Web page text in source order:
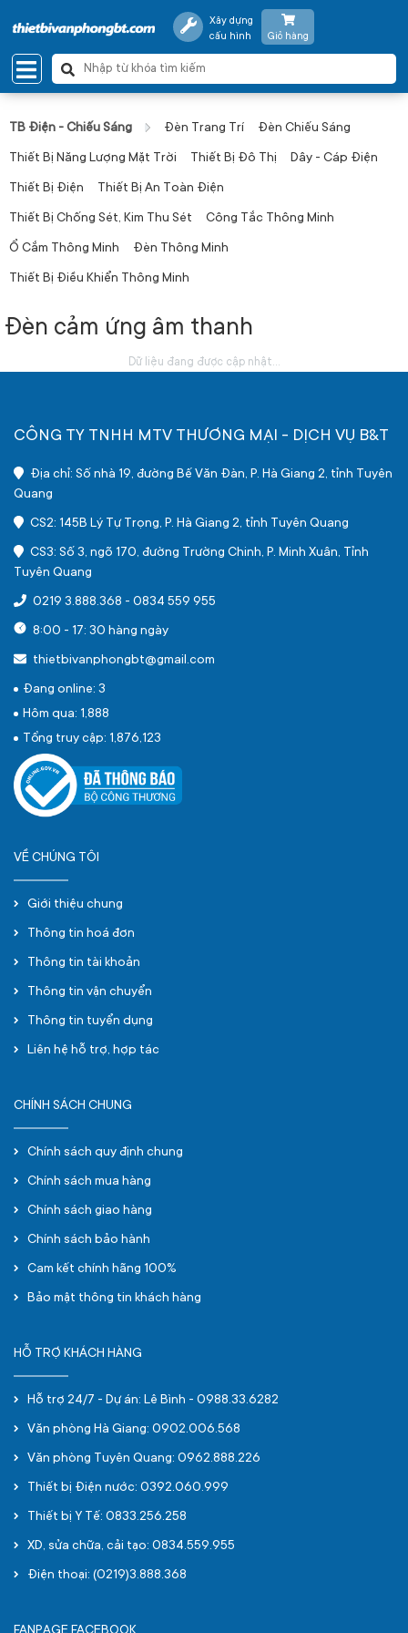
Xây dựng
cấu hình
Giỏ hàng
TB Điện - Chiếu Sáng Đèn Trang Trí Đèn Chiếu Sáng
Thiết Bị Năng Lượng Mặt Trời Thiết Bị Đô Thị Dây - Cáp Điện
Thiết Bị Điện Thiết Bị An Toàn Điện
Thiết Bị Chống Sét, Kim Thu Sét Công Tắc Thông Minh
Ổ Cắm Thông Minh Đèn Thông Minh
Thiết Bị Điều Khiển Thông Minh
Đèn cảm ứng âm thanh
Dữ liệu đang được cập nhật...
CÔNG TY TNHH MTV THƯƠNG MẠI - DỊCH VỤ B&T
Địa chỉ: Số nhà 19, đường Bế Văn Đàn, P. Hà Giang 2, tỉnh Tuyên
Quang
CS2: 145B Lý Tự Trọng, P. Hà Giang 2, tỉnh Tuyên Quang
CS3: Số 3, ngõ 170, đường Trường Chinh, P. Minh Xuân, Tỉnh
Tuyên Quang
0219 3.888.368 - 0834 559 955
8:00 - 17: 30 hàng ngày
thietbivanphongbt@gmail.com
Đang online: 3
Hôm qua: 1,888
Tổng truy cập: 1,876,123
VỀ CHÚNG TÔI
Giới thiệu chung
Thông tin hoá đơn
Thông tin tài khoản
Thông tin vận chuyển
Thông tin tuyển dụng
Liên hệ hỗ trợ, hợp tác
CHÍNH SÁCH CHUNG
Chính sách quy định chung
Chính sách mua hàng
Chính sách giao hàng
Chính sách bảo hành
Cam kết chính hãng 100%
Bảo mật thông tin khách hàng
HỖ TRỢ KHÁCH HÀNG
Hỗ trợ 24/7 - Dự án: Lê Bình - 0988.33.6282
Văn phòng Hà Giang: 0902.006.568
Văn phòng Tuyên Quang: 0962.888.226
Thiết bị Điện nước: 0392.060.999
Thiết bị Y Tế: 0833.256.258
XD, sửa chữa, cải tạo: 0834.559.955
Điện thoại: (0219)3.888.368